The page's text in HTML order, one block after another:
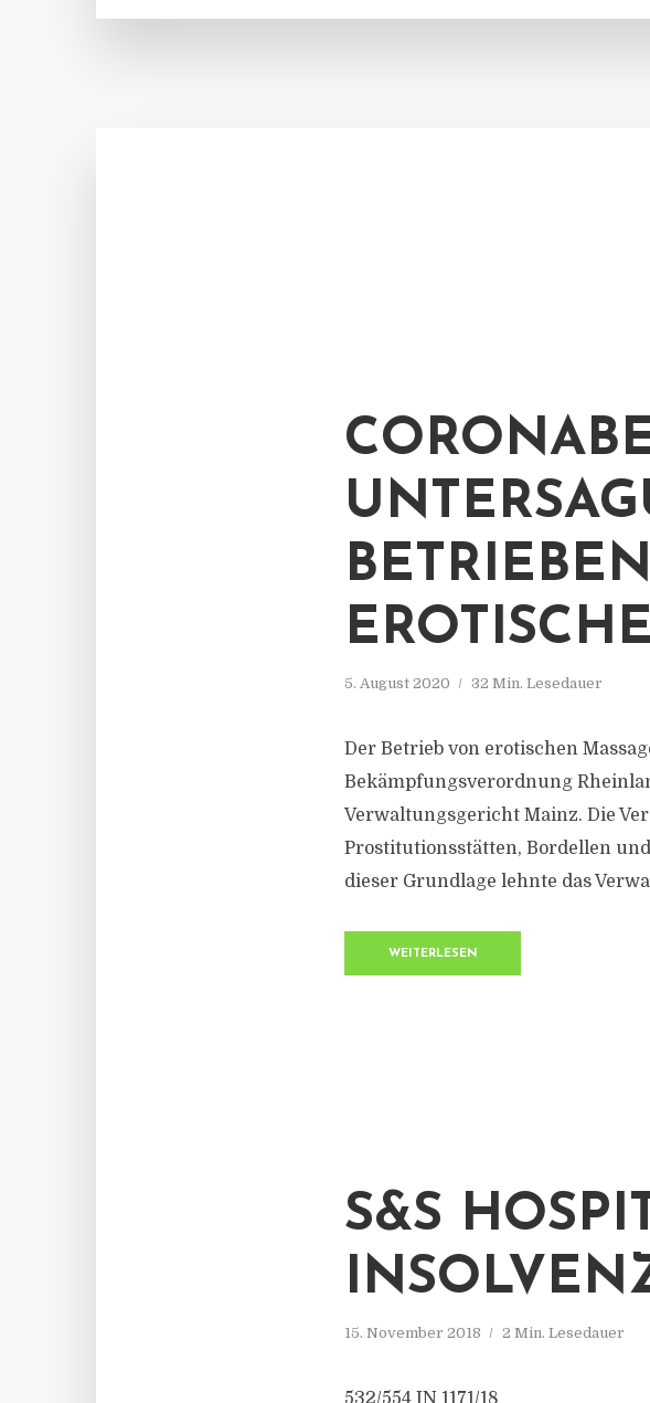
5. August 2020 32 Min. Lesedauer
Der Betrieb von erotischen
Bekämpfungsverordnung
Verwaltungsgericht Mainz. Die
Prostitutionsstätten, Bordellen
dieser Grundlage lehnte das
WEITERLESEN
S&S
15. November 2018 2 Min. Lesedauer
532/554 IN 1171/18